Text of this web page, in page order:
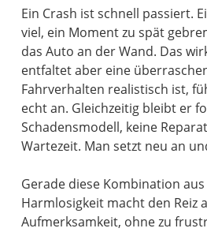
Ein Crash ist schnell passiert.
viel, ein Moment zu spät
das Auto an der Wand. Das
entfaltet aber eine
Fahrverhalten realistisch ist,
echt an. Gleichzeitig bleibt er
Schadensmodell, keine
Wartezeit. Man setzt neu an
Gerade diese Kombination
Harmlosigkeit macht den Reiz
Aufmerksamkeit, ohne zu